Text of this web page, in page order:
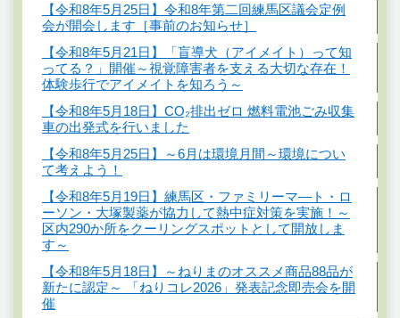
【令和8年5月25日】令和8年第二回練馬区議会定例
会が開会します［事前のお知らせ］
【令和8年5月21日】「盲導犬（アイメイト）って知
ってる？」開催～視覚障害者を支える大切な存在！
体験歩行でアイメイトを知ろう～
【令和8年5月18日】CO₂排出ゼロ 燃料電池ごみ収集
車の出発式を行いました
【令和8年5月25日】～6月は環境月間～環境につい
て考えよう！
【令和8年5月19日】練馬区・ファミリーマ―ト・ロ
ーソン・大塚製薬が協力して熱中症対策を実施！～
区内290か所をクーリングスポットとして開放しま
す～
【令和8年5月18日】～ねりまのオススメ商品88品が
新たに認定～ 「ねりコレ2026」発表記念即売会を開
催